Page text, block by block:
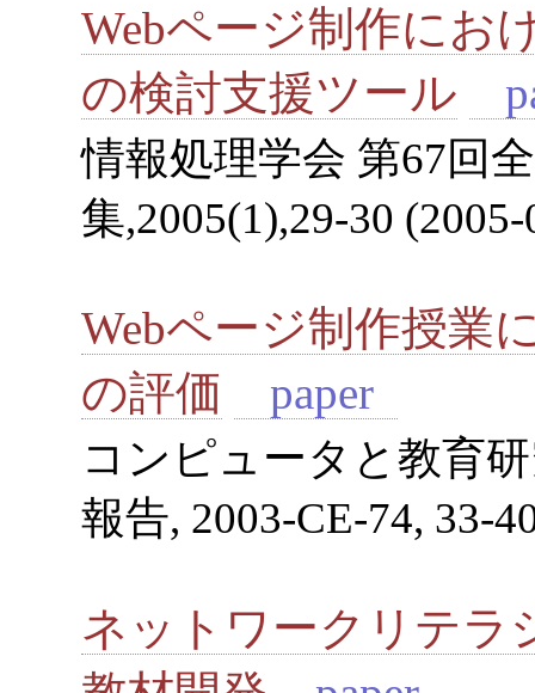
Webページ制作にお
の検討支援ツール
情報処理学会 第67回
集,2005(1),29-30
Webページ制作授業
の評価
paper
コンピュータと教育
報告, 2003-CE-74, 33-
ネットワークリテラ